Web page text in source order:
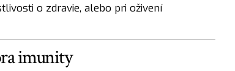
o zdravie, alebo pri oživení
imunity